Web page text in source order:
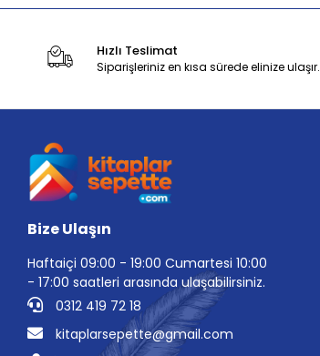
Hızlı Teslimat
Siparişleriniz en kısa sürede elinize ulaşır.
Bize Ulaşın
Haftaiçi 09:00 - 19:00 Cumartesi 10:00
- 17:00 saatleri arasında ulaşabilirsiniz.
0312 419 72 18
kitaplarsepette@gmail.com